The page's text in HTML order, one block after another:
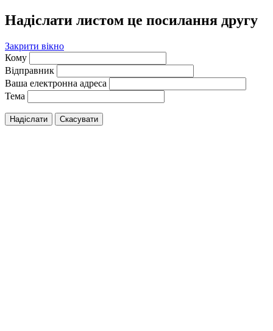
Надіслати листом це посилання другу
Закрити вікно
Кому
Відправник
Ваша електронна адреса
Тема
Надіслати Скасувати